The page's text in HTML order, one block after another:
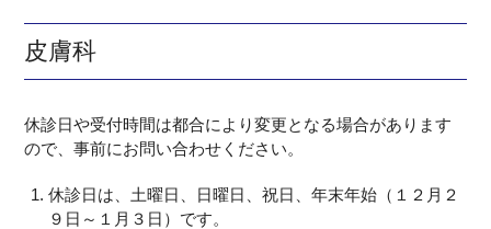
皮膚科
休診日や受付時間は都合により変更となる場合があります
ので、事前にお問い合わせください。
休診日は、土曜日、日曜日、祝日、年末年始（１２月２
９日～１月３日）です。